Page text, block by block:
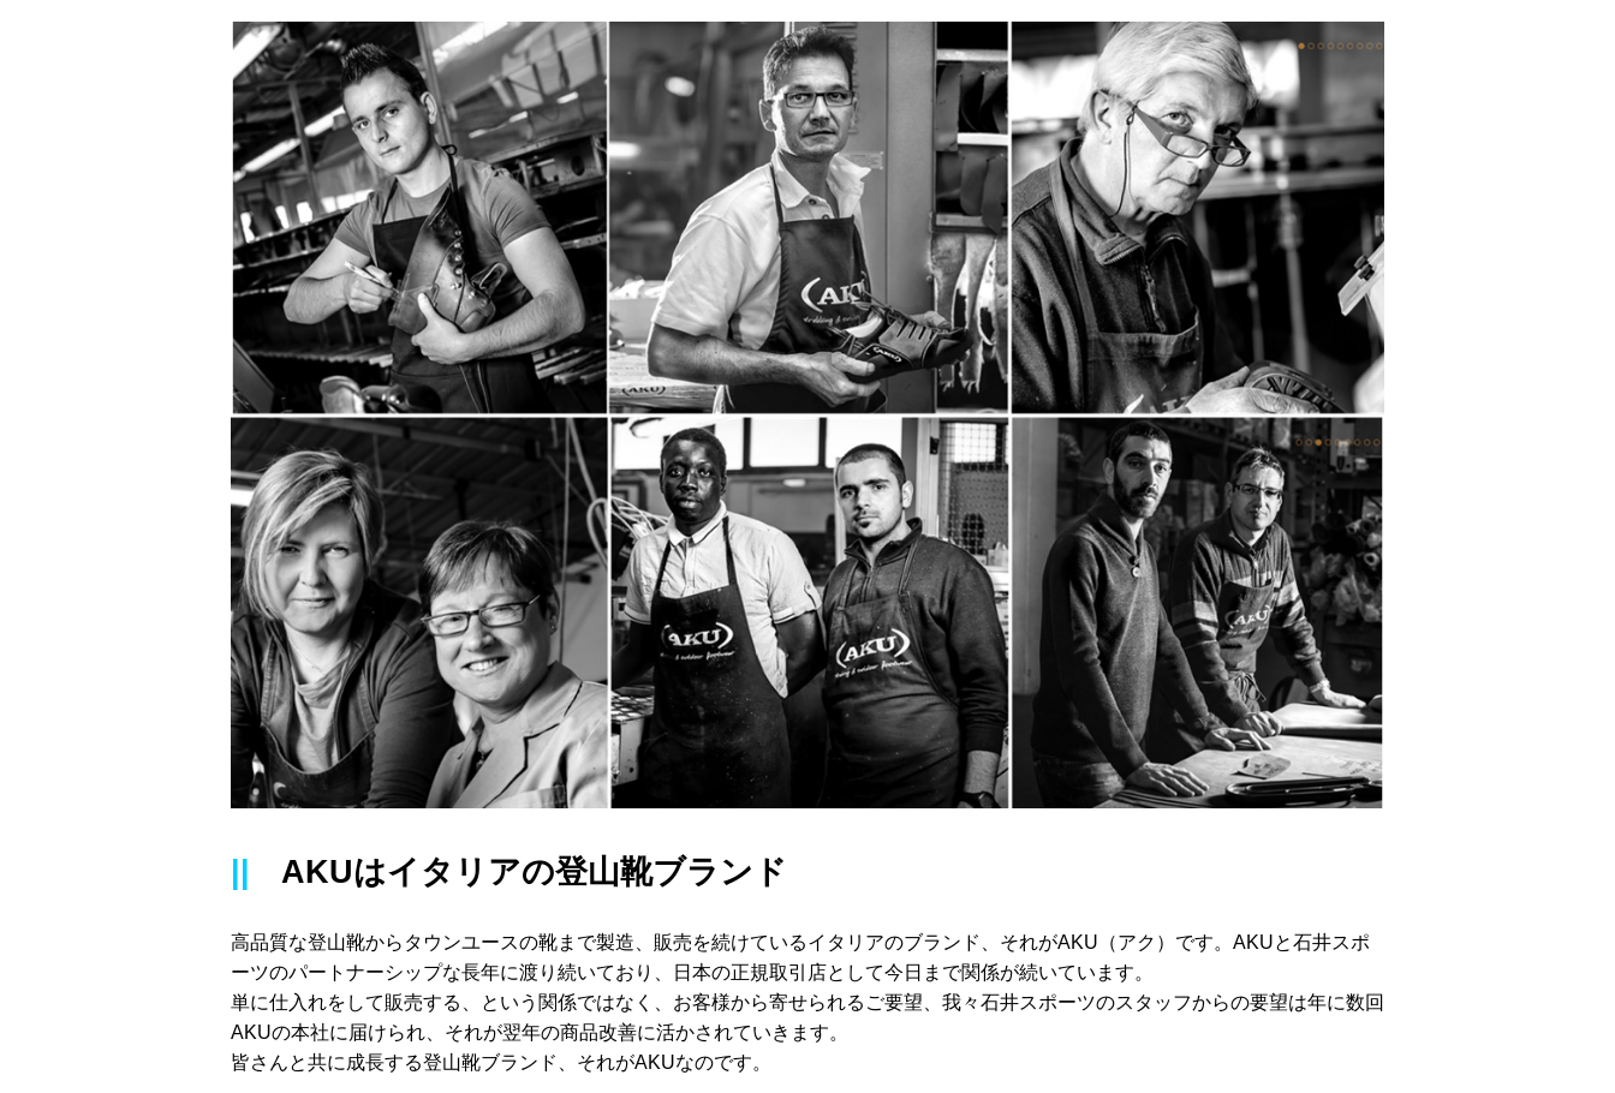
AKUはイタリアの登山靴ブランド
高品質な登山靴からタウンユースの靴まで製造、販売を続けているイタリアのブランド、それがAKU（アク）です。AKUと石井スポ
ーツのパートナーシップな長年に渡り続いており、日本の正規取引店として今日まで関係が続いています。
単に仕入れをして販売する、という関係ではなく、お客様から寄せられるご要望、我々石井スポーツのスタッフからの要望は年に数回
AKUの本社に届けられ、それが翌年の商品改善に活かされていきます。
皆さんと共に成長する登山靴ブランド、それがAKUなのです。